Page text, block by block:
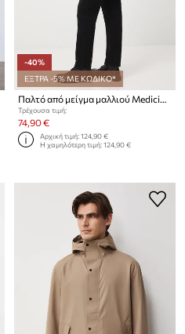
-40%
ΕΞΤΡΑ -5% ΜΕ ΚΩΔΙΚΟ*
Τρέχουσα τιμή:
74,90 €
Αρχική τιμή:124,90 €
Η χαμηλότερη τιμή:124,90 €